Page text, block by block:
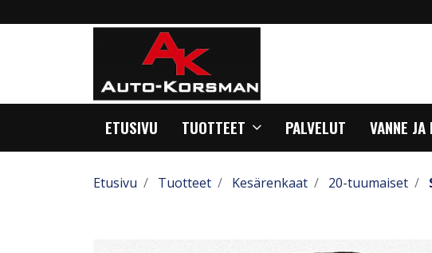
ETUSIVU TUOTTEET PALVELUT VANNE JA
Etusivu Tuotteet Kesärenkaat 20-tuumaiset